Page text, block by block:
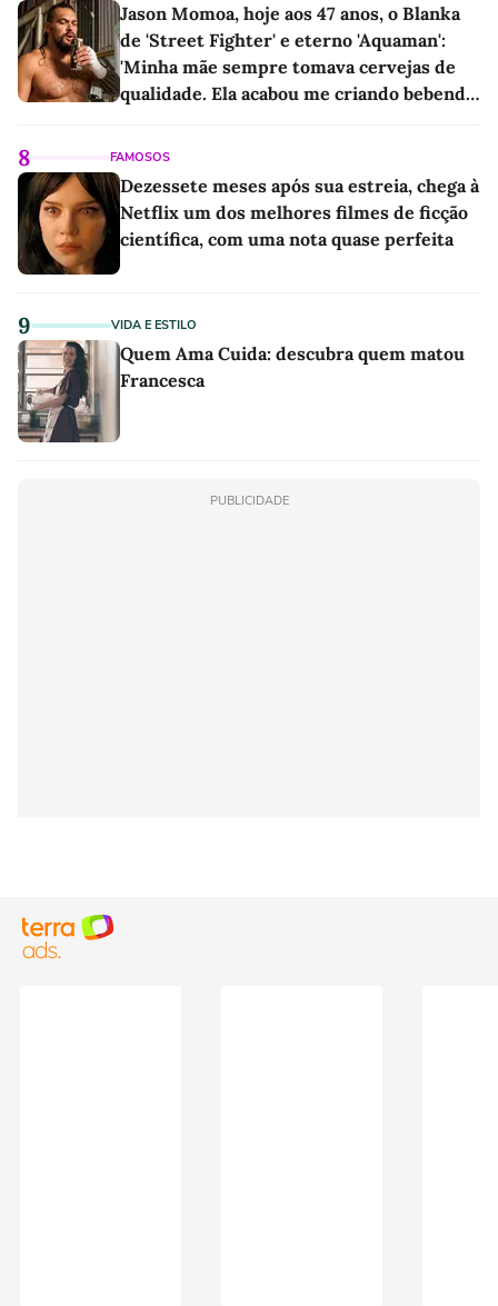
Jason Momoa, hoje aos 47 anos, o Blanka
de 'Street Fighter' e eterno 'Aquaman':
'Minha mãe sempre tomava cervejas de
qualidade. Ela acabou me criando bebendo
8 FAMOSOS
Dezessete meses após sua estreia, chega à
Netflix um dos melhores filmes de ficção
científica, com uma nota quase perfeita
9 VIDA E ESTILO
Quem Ama Cuida: descubra quem matou
Francesca
PUBLICIDADE